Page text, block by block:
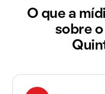
O que a
sobre